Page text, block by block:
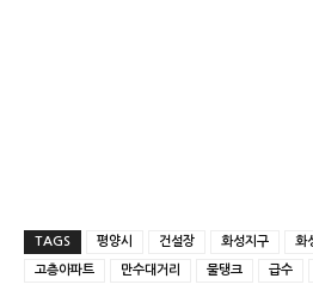
TAGS 평양시 건설장 화성지구 화
고층아파트 만수대거리 물탱크 급수